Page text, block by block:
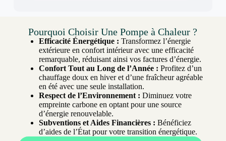
Pourquoi Choisir Une Pompe à Chaleur ?
Efficacité Énergétique : Transformez l’énergie
extérieure en confort intérieur avec une efficacité
remarquable, réduisant ainsi vos factures d’énergie.
Confort Tout au Long de l’Année : Profitez d’un
chauffage doux en hiver et d’une fraîcheur agréable
en été avec une seule installation.
Respect de l’Environnement : Diminuez votre
empreinte carbone en optant pour une source
d’énergie renouvelable.
Subventions et Aides Financières : Bénéficiez
d’aides de l’État pour votre transition énergétique.